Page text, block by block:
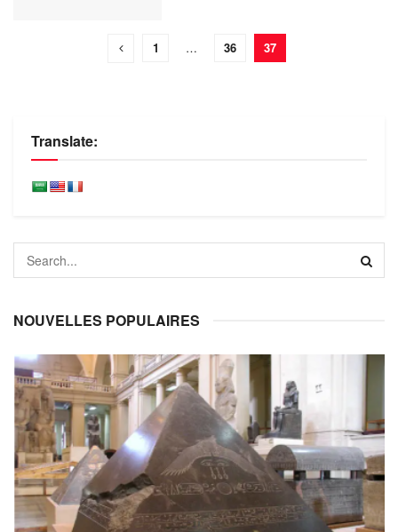
1 … 36 37
Translate:
NOUVELLES POPULAIRES